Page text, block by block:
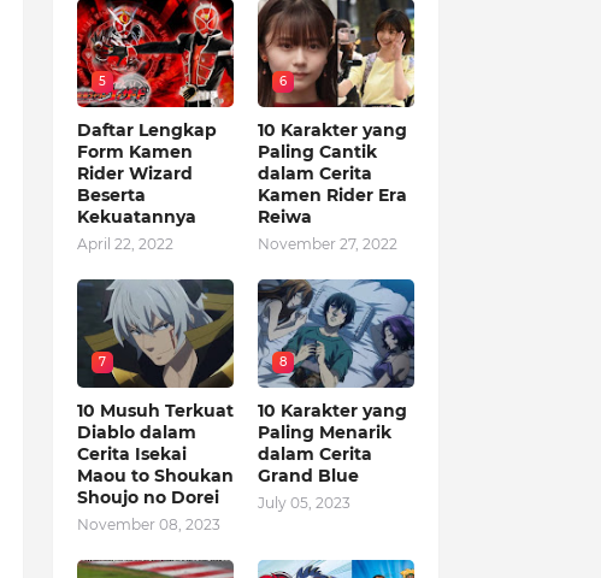
5
Daftar Lengkap
Form Kamen
Rider Wizard
Beserta
Kekuatannya
April 22, 2022
6
10 Karakter yang
Paling Cantik
dalam Cerita
Kamen Rider Era
Reiwa
November 27, 2022
7
10 Musuh Terkuat
Diablo dalam
Cerita Isekai
Maou to Shoukan
Shoujo no Dorei
November 08, 2023
8
10 Karakter yang
Paling Menarik
dalam Cerita
Grand Blue
July 05, 2023